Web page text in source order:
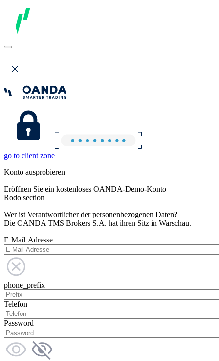
go to client zone
Konto ausprobieren
Eröffnen Sie ein kostenloses OANDA-Demo-Konto
Rodo section
Wer ist Verantwortlicher der personenbezogenen Daten?
Die OANDA TMS Brokers S.A. hat ihren Sitz in Warschau.
E-Mail-Adresse
phone_prefix
Telefon
Password